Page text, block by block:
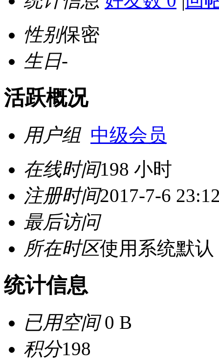
性别保密
生日-
活跃概况
用户组 中级会员
在线时间198 小时
注册时间2017-7-6
最后访问
所在时区使用系统默认
统计信息
已用空间0 B
积分198